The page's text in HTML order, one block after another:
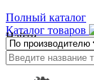
Полный каталог
Каталог товаров
Найти